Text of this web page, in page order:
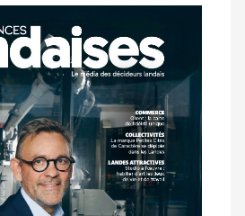
aux
abonnés